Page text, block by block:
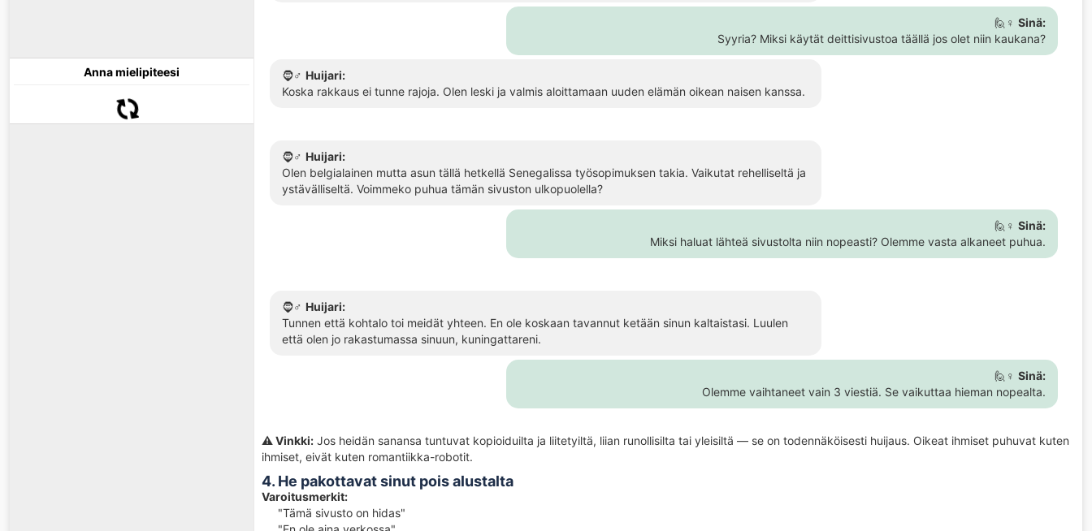
Anna mielipiteesi
🙋♀️ Sinä:
Syyria? Miksi käytät deittisivustoa täällä jos olet niin kaukana?
🧔♂️ Huijari:
Koska rakkaus ei tunne rajoja. Olen leski ja valmis aloittamaan uuden elämän oikean naisen kanssa.
🧔♂️ Huijari:
Olen belgialainen mutta asun tällä hetkellä Senegalissa työsopimuksen takia. Vaikutat rehelliseltä ja
ystävälliseltä. Voimmeko puhua tämän sivuston ulkopuolella?
🙋♀️ Sinä:
Miksi haluat lähteä sivustolta niin nopeasti? Olemme vasta alkaneet puhua.
🧔♂️ Huijari:
Tunnen että kohtalo toi meidät yhteen. En ole koskaan tavannut ketään sinun kaltaistasi. Luulen
että olen jo rakastumassa sinuun, kuningattareni.
🙋♀️ Sinä:
Olemme vaihtaneet vain 3 viestiä. Se vaikuttaa hieman nopealta.
⚠️ Vinkki: Jos heidän sanansa tuntuvat kopioiduilta ja liitetyiltä, liian runollisilta tai yleisiltä — se on todennäköisesti huijaus. Oikeat ihmiset puhuvat kuten
ihmiset, eivät kuten romantiikka-robotit.
4. He pakottavat sinut pois alustalta
Varoitusmerkit:
"Tämä sivusto on hidas"